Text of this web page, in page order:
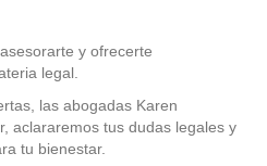
y ofrecerte
legal.
las abogadas Karen
aclararemos tus dudas legales y
tu bienestar.